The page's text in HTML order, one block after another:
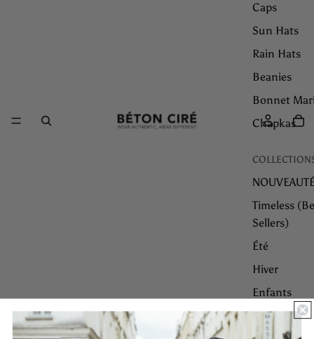
Caps
Sun Hats
Rain Hats
Beanies
Bonnet
Chapkas
Timeless
Sellers)
Été
Hiver
Enfants